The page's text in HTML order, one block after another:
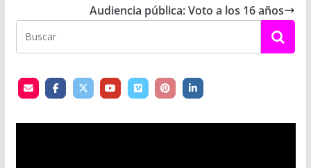
Audiencia pública: Voto a los 16 años